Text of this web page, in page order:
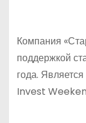
Компания
поддержкой
года.
Invest